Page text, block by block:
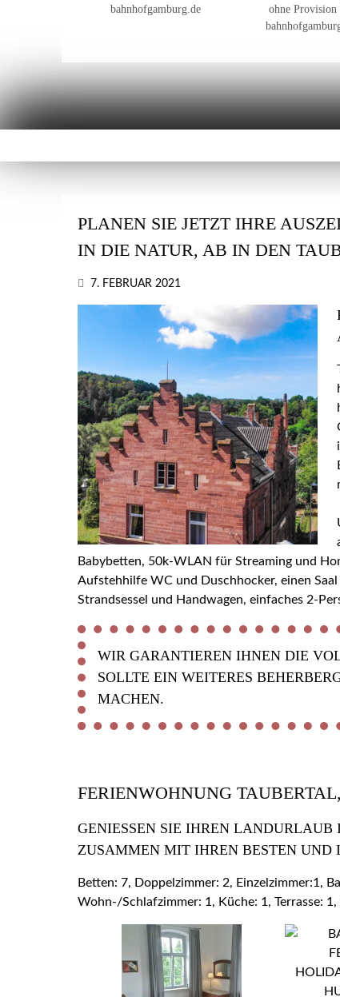
bahnhofgamburg.de
ohne Provision
PLANEN SIE JETZT IHRE
IN DIE NATUR, AB IN DEN
7. FEBRUAR 2021
Babybetten, 50k-WLAN für Streaming und
Aufstehhilfe WC und Duschhocker, einen
Strandsessel und Handwagen, einfaches 2-
WIR GARANTIEREN IHNEN DIE
SOLLTE EIN WEITERES
MACHEN.
FERIENWOHNUNG
GENIESSEN SIE IHREN LANDURLAUB
USAMMEN MIT IHREN BESTEN UND
Betten: 7, Doppelzimmer: 2, Einzelzimmer:1,
Wohn-/Schlafzimmer: 1, Küche: 1, Terrasse: